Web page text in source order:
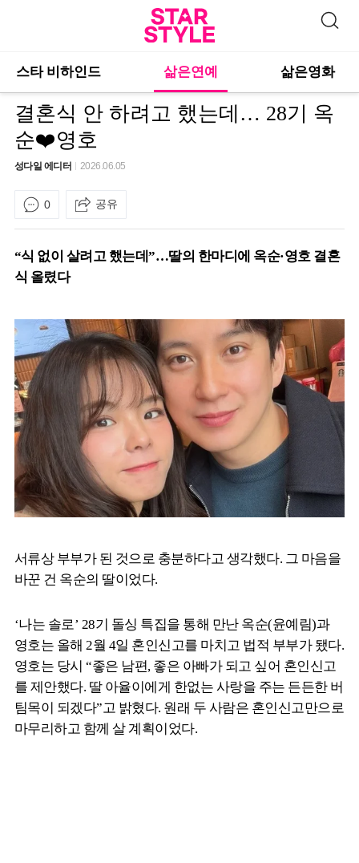
스타 비하인드 삶은연예 삶은영화
결혼식 안 하려고 했는데… 28기 옥
순❤️영호
성다일 에디터 2026.06.05
0 공유
“식 없이 살려고 했는데”…딸의 한마디에 옥순·영호 결혼
식 올렸다
서류상 부부가 된 것으로 충분하다고 생각했다. 그 마음을
바꾼 건 옥순의 딸이었다.
‘나는 솔로’ 28기 돌싱 특집을 통해 만난 옥순(윤예림)과
영호는 올해 2월 4일 혼인신고를 마치고 법적 부부가 됐다.
영호는 당시 “좋은 남편, 좋은 아빠가 되고 싶어 혼인신고
를 제안했다. 딸 아율이에게 한없는 사랑을 주는 든든한 버
팀목이 되겠다”고 밝혔다. 원래 두 사람은 혼인신고만으로
마무리하고 함께 살 계획이었다.